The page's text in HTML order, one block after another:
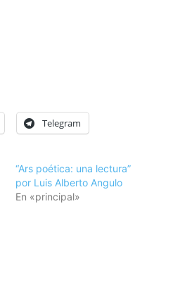
Telegram
“Ars poética: una lectura”
por Luis Alberto Angulo
En «principal»